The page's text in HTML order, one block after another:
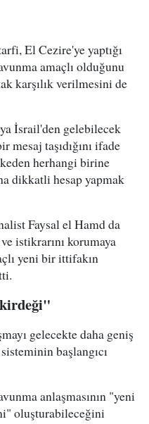
El Cezire'ye yaptığı
amaçlı olduğunu
karşılık verilmesini de
İsrail'den gelebilecek
mesaj taşıdığını ifade
herhangi birine
dikkatli hesap yapmak
Faysal el Hamd da
istikrarını korumaya
yeni bir ittifakın
gelecekte daha geniş
başlangıcı
anlaşmasının "yeni
oluşturabileceğini